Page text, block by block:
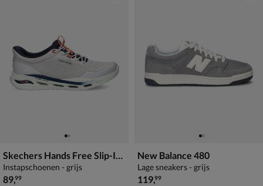
Skechers Hands Free Slip-Ins Arch Fit Glide-Step Orvan
Instapschoenen - grijs
€ 89,99
89,99
New Balance 480
Lage sneakers - grijs
€ 119,99
119,99